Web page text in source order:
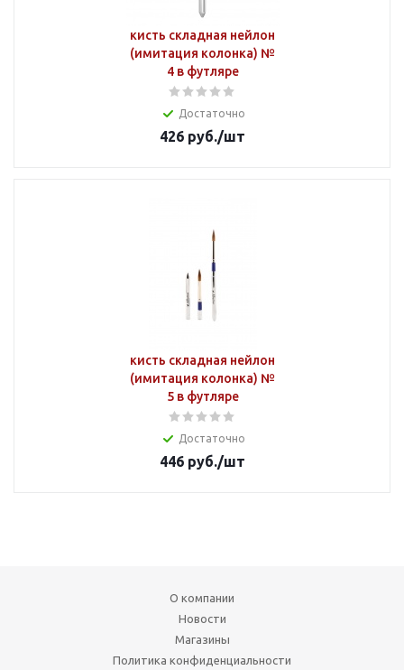
кисть складная нейлон
(имитация колонка) №
4 в футляре
Достаточно
426 руб./шт
кисть складная нейлон
(имитация колонка) №
5 в футляре
Достаточно
446 руб./шт
О компании
Новости
Магазины
Политика конфиденциальности